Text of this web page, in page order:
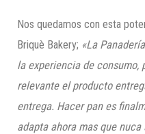
Nos quedamos con esta
Briquè Bakery; «La
la experiencia de consumo,
relevante el producto
entrega. Hacer pan es
adapta ahora mas que